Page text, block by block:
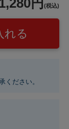
(税込)
ください。